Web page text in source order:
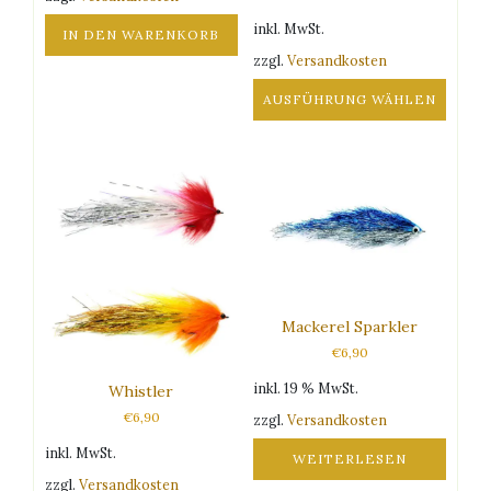
IN DEN WARENKORB
inkl. MwSt.
zzgl.Versandkosten
AUSFÜHRUNG WÄHLEN
Varianten
Produktseite
werden
Whistler
€6,90
inkl. MwSt.
zzgl. Versandkosten
Mackerel Sparkler
€6,90
inkl. 19 % MwSt.
zzgl.Versandkosten
WEITERLESEN